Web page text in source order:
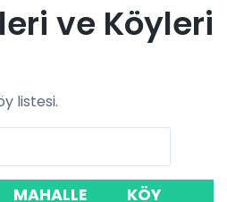
ve Köyleri
listesi.
MAHALLE KÖY